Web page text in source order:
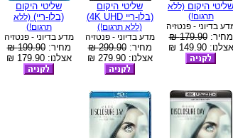
שליטי היקום (ללא
תרגום!)
בדיוני - פנטזיה
מחיר:179.90 ₪
אצלנו: 149.90 ₪
שליטי היקום
(בלו-ריי 4K UHD)
(ללא תרגום!)
מדע בדיוני - פנטזיה
מחיר:299.90 ₪
אצלנו: 279.90 ₪
שליטי היקום
(בלו-ריי) (ללא
תרגום!)
מדע בדיוני - פנטזיה
מחיר:199.90 ₪
אצלנו: 179.90 ₪